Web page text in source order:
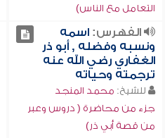
التعامل مع الناس)
الفهرس:اسمه
ونسبه وفضله , أبو ذر
الغفاري رضي الله عنه
ترجمته وحياته
للشيخ: محمد المنجد
جزء من محاضرة ( دروس وعبر
من قصة أبي ذر)